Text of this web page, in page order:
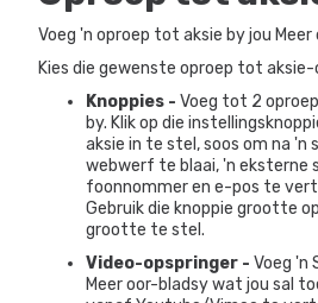
Voeg 'n oproep tot aksie by jou Meer
Kies die gewenste oproep tot
Knoppies - Voeg tot 2
by. Klik op die
aksie in te stel, soos om na 'n
webwerf te blaai, 'n eksterne
foonnommer en e-pos te
Gebruik die knoppie grootte
grootte te stel.
Video-opspringer - Voeg 'n
Meer oor-bladsy wat jou sal